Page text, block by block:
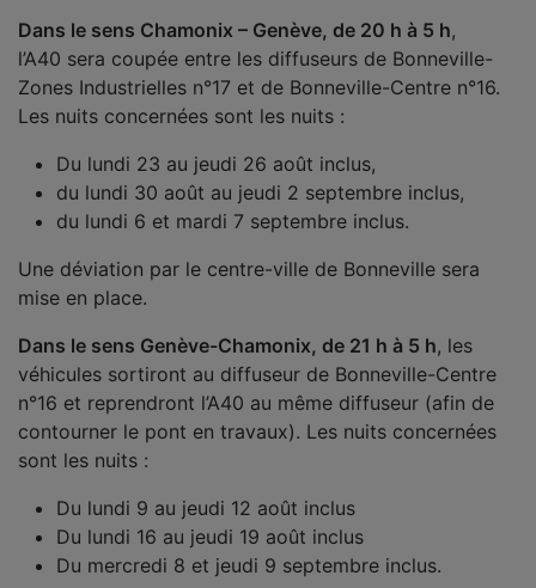
Dans le sens Chamonix – Genève, de 20 h à 5 h,
l’A40 sera coupée entre les diffuseurs de Bonneville-
Zones Industrielles n°17 et de Bonneville-Centre n°16.
Les nuits concernées sont les nuits :
Du lundi 23 au jeudi 26 août inclus,
du lundi 30 août au jeudi 2 septembre inclus,
du lundi 6 et mardi 7 septembre inclus.
Une déviation par le centre-ville de Bonneville sera
mise en place.
Dans le sens Genève-Chamonix, de 21 h à 5 h, les
véhicules sortiront au diffuseur de Bonneville-Centre
n°16 et reprendront l’A40 au même diffuseur (afin de
contourner le pont en travaux). Les nuits concernées
sont les nuits :
Du lundi 9 au jeudi 12 août inclus
Du lundi 16 au jeudi 19 août inclus
Du mercredi 8 et jeudi 9 septembre inclus.